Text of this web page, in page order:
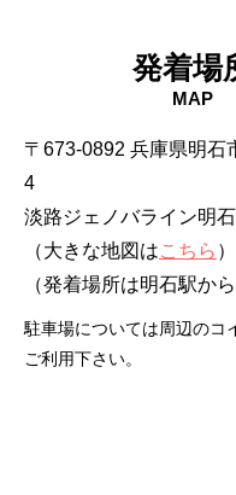
発着場
MAP
〒673-0892 兵庫県明石
4
淡路ジェノバライン明
（大きな地図はこちら ）
（発着場所は明石駅か
駐車場については周辺のコ
ご利用下さい。